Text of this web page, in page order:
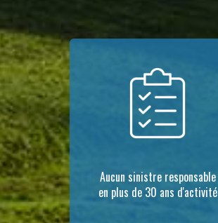
Aucun sinistre responsable
en plus de 30 ans d'activité